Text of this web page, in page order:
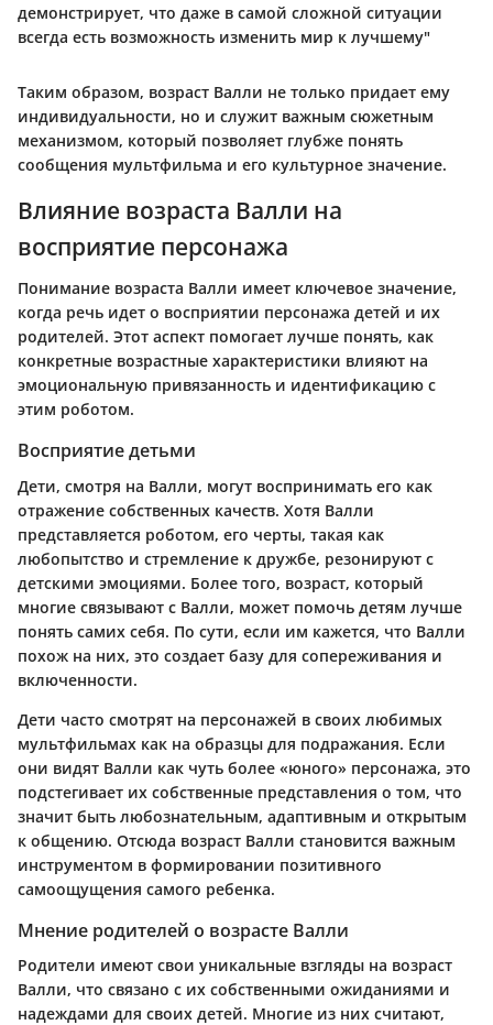
демонстрирует, что даже в самой сложной ситуации
всегда есть возможность изменить мир к лучшему"
Таким образом, возраст Валли не только придает ему
индивидуальности, но и служит важным сюжетным
механизмом, который позволяет глубже понять
сообщения мультфильма и его культурное значение.
Влияние возраста Валли на
восприятие персонажа
Понимание возраста Валли имеет ключевое значение,
когда речь идет о восприятии персонажа детей и их
родителей. Этот аспект помогает лучше понять, как
конкретные возрастные характеристики влияют на
эмоциональную привязанность и идентификацию с
этим роботом.
Восприятие детьми
Дети, смотря на Валли, могут воспринимать его как
отражение собственных качеств. Хотя Валли
представляется роботом, его черты, такая как
любопытство и стремление к дружбе, резонируют с
детскими эмоциями. Более того, возраст, который
многие связывают с Валли, может помочь детям лучше
понять самих себя. По сути, если им кажется, что Валли
похож на них, это создает базу для сопереживания и
включенности.
Дети часто смотрят на персонажей в своих любимых
мультфильмах как на образцы для подражания. Если
они видят Валли как чуть более «юного» персонажа, это
подстегивает их собственные представления о том, что
значит быть любознательным, адаптивным и открытым
к общению. Отсюда возраст Валли становится важным
инструментом в формировании позитивного
самоощущения самого ребенка.
Мнение родителей о возрасте Валли
Родители имеют свои уникальные взгляды на возраст
Валли, что связано с их собственными ожиданиями и
надеждами для своих детей. Многие из них считают,